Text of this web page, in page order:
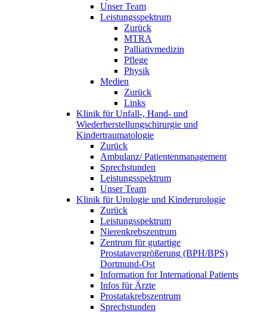
Unser Team
Leistungsspektrum
Zurück
MTRA
Palliativmedizin
Pflege
Physik
Medien
Zurück
Links
Klinik für Unfall-, Hand- und
Wiederherstellungschirurgie und
Kindertraumatologie
Zurück
Ambulanz/ Patientenmanagement
Sprechstunden
Leistungsspektrum
Unser Team
Klinik für Urologie und Kinderurologie
Zurück
Leistungsspektrum
Nierenkrebszentrum
Zentrum für gutartige
Prostatavergrößerung (BPH/BPS)
Dortmund-Ost
Information for International Patients
Infos für Ärzte
Prostatakrebszentrum
Sprechstunden